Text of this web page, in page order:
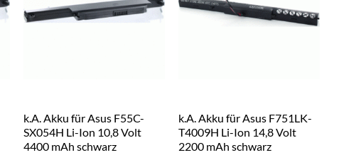
k.A. Akku für Asus F55C-
SX054H Li-Ion 10,8 Volt
4400 mAh schwarz
k.A. Akku für Asus F751LK-
T4009H Li-Ion 14,8 Volt
2200 mAh schwarz